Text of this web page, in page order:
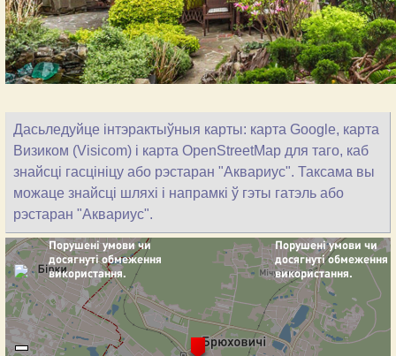
Дасьледуйце інтэрактыўныя карты: карта Google, карта
Визиком (Visicom) і карта OpenStreetMap для таго, каб
знайсці гасцініцу або рэстаран "Аквариус". Таксама вы
можаце знайсці шляхі і напрамкі ў гэты гатэль або
рэстаран "Аквариус".